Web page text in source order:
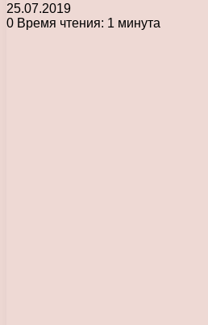
25.07.2019
0 Время чтения: 1 минута